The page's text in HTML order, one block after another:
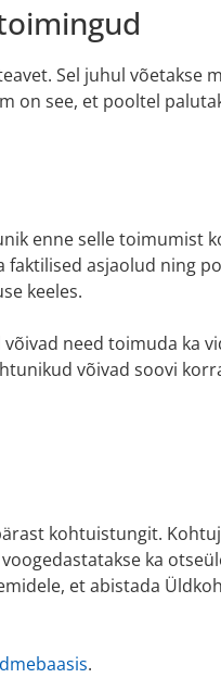
Sel juhul võetakse
on see, et pooltel
enne selle toimumist
asjaolud ning
keeles.
need toimuda ka
võivad soovi
kohtuistungit.
ka
et abistada
.